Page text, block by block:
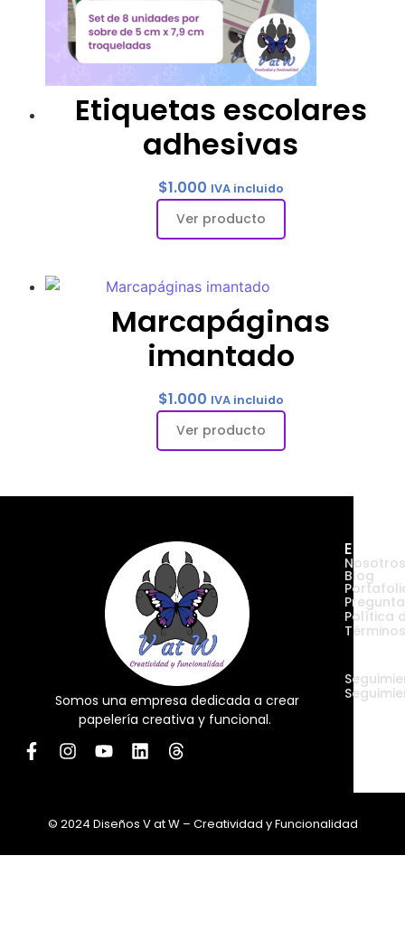
Etiquetas escolares
adhesivas
$1.000 IVA incluido
Marcapáginas
imantado
$1.000 IVA incluido
Somos una empresa dedicada a crear
papelería creativa y funcional.
Nosotros
Blog
Política
© 2024 Diseños V at W – Creatividad y Funcionalidad